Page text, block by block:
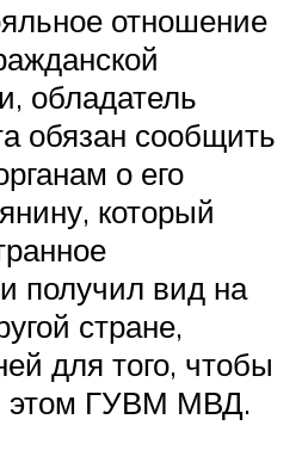
отношение
обладатель
обязан сообщить
о его
который
получил вид на
стране,
для того, чтобы
этом ГУВМ МВД.